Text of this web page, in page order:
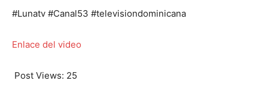
#Lunatv #Canal53 #televisiondominicana
Enlace del video
Post Views: 25